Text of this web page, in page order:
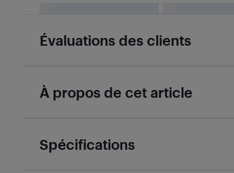
Évaluations des clients
À propos de cet article
Spécifications